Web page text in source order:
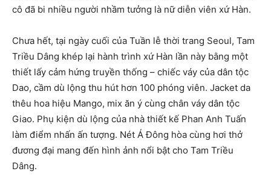
cô đã bi nhiều người nhầm tưởng là nữ diễn viên xứ Hàn.
Chưa hết, tại ngày cuối của Tuần lễ thời trang Seoul, Tam
Triều Dâng khép lại hành trình xứ Hàn lần này bằng một
thiết lấy cảm hứng truyền thống – chiếc váy của dân tộc
Dao, cầm dù lộng thu hút hơn 100 phóng viên. Jacket da
thêu hoa hiệu Mango, mix ăn ý cùng chân váy dân tộc
Giao. Phụ kiện dù lộng của nhà thiết kế Phan Anh Tuấn
làm điểm nhấn ấn tượng. Nét Á Đông hòa cùng hơi thở
đương đại mang đến hình ảnh nổi bật cho Tam Triều
Dâng.